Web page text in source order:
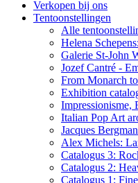
Verkopen bij ons
Tentoonstellingen
Alle
Helena
Galerie St-John
Jozef Cantré -
From Monarch
Exhibition
Impressionisme,
Italian Pop Art
Jacques
Alex Michels:
Catalogus 3:
Catalogus 2:
Catalogus 1: